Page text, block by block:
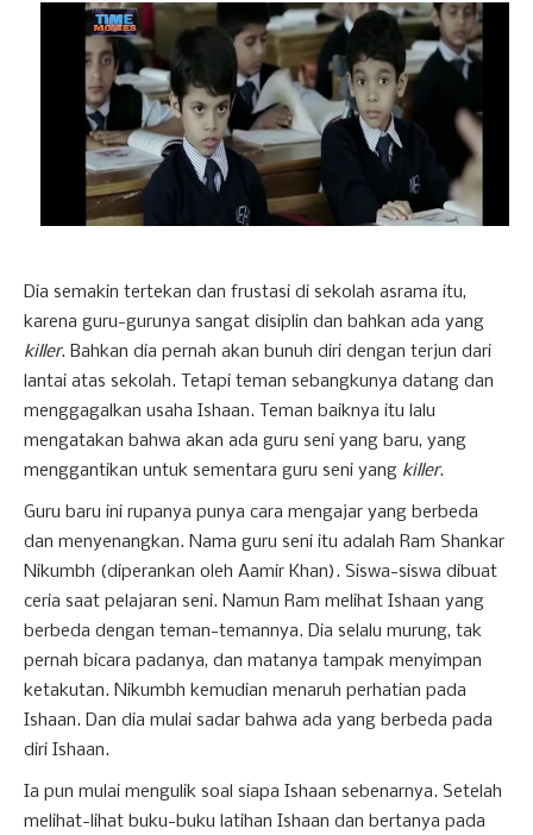
Dia semakin tertekan dan frustasi di sekolah asrama itu,
karena guru-gurunya sangat disiplin dan bahkan ada yang
killer. Bahkan dia pernah akan bunuh diri dengan terjun dari
lantai atas sekolah. Tetapi teman sebangkunya datang dan
menggagalkan usaha Ishaan. Teman baiknya itu lalu
mengatakan bahwa akan ada guru seni yang baru, yang
menggantikan untuk sementara guru seni yang killer.
Guru baru ini rupanya punya cara mengajar yang berbeda
dan menyenangkan. Nama guru seni itu adalah Ram Shankar
Nikumbh (diperankan oleh Aamir Khan). Siswa-siswa dibuat
ceria saat pelajaran seni. Namun Ram melihat Ishaan yang
berbeda dengan teman-temannya. Dia selalu murung, tak
pernah bicara padanya, dan matanya tampak menyimpan
ketakutan. Nikumbh kemudian menaruh perhatian pada
Ishaan. Dan dia mulai sadar bahwa ada yang berbeda pada
diri Ishaan.
Ia pun mulai mengulik soal siapa Ishaan sebenarnya. Setelah
melihat-lihat buku-buku latihan Ishaan dan bertanya pada